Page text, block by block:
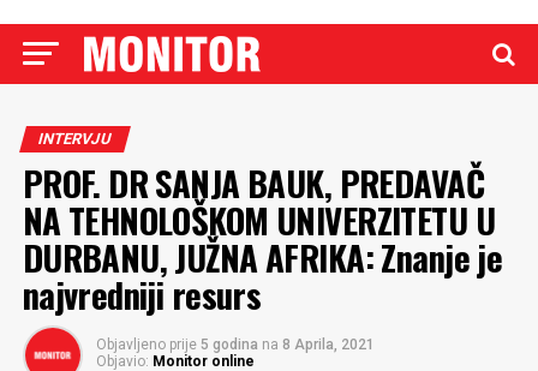
INTERVJU
PROF. DR SANJA BAUK, PREDAVAČ
NA TEHNOLOŠKOM UNIVERZITETU U
DURBANU, JUŽNA AFRIKA: Znanje je
najvredniji resurs
Objavljeno prije 5 godina na 8 Aprila, 2021
Objavio: Monitor online